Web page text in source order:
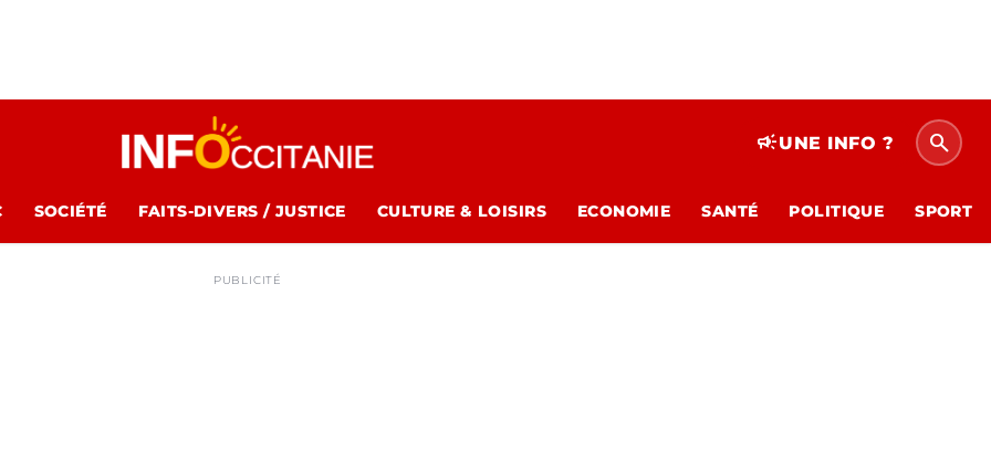
campaignUNE INFO ? search
SOCIÉTÉ FAITS-DIVERS / JUSTICE CULTURE & LOISIRS ECONOMIE SANTÉ POLITIQUE SPORT
PUBLICITÉ